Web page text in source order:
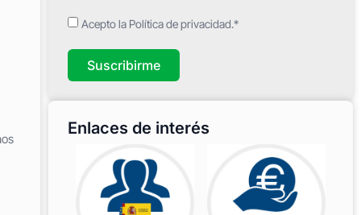
Acepto la Política de privacidad.*
Suscribirme
Enlaces de interés